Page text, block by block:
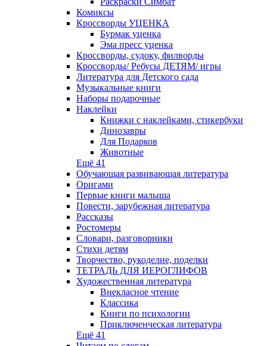
Комиксы
Кроссворды УЦЕНКА
Бурмак уценка
Эма пресс уценка
Кроссворды, судоку, филворды
Кроссворды/ Ребусы ДЕТЯМ/ игры
Литература для Детского сада
Музыкальные книги
Наборы подарочные
Наклейки
Книжки с наклейками, стикербуки
Динозавры
Для Подарков
Животные
Ещё 41
Обучающая развивающая литература
Оригами
Первые книги малыша
Повести, зарубежная литература
Рассказы
Ростомеры
Словари, разговорники
Стихи детям
Творчество, рукоделие, поделки
ТЕТРАДЬ ДЛЯ ИЕРОГЛИФОВ
Художественная литература
Внекласное чтение
Классика
Книги по психологии
Приключенческая литература
Ещё 41